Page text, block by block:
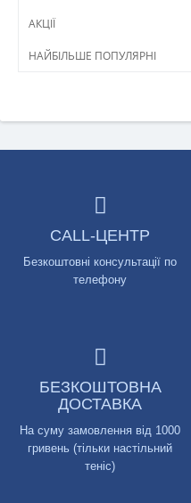
АКЦІЇ
НАЙБІЛЬШЕ ПОПУЛЯРНІ
CALL-ЦЕНТР
Безкоштовні консультації по
телефону
БЕЗКОШТОВНА
ДОСТАВКА
На суму замовлення від 1000
гривень (тільки настільний
теніс)